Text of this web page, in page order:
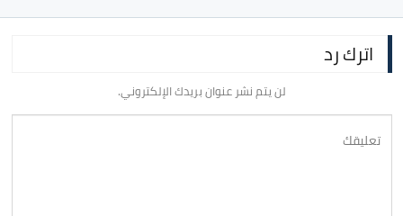
اترك رد
لن يتم نشر عنوان بريدك الإلكتروني.